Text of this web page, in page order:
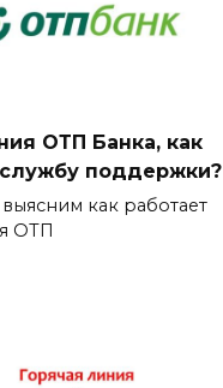
ОТП Банка, как
поддержки?
выясним как работает
ОТП